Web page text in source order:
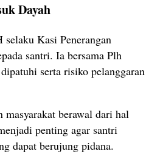
Dayah
Kasi Penerangan
santri. Ia bersama Plh
serta risiko pelanggaran
masyarakat berawal dari hal
penting agar santri
dapat berujung pidana.